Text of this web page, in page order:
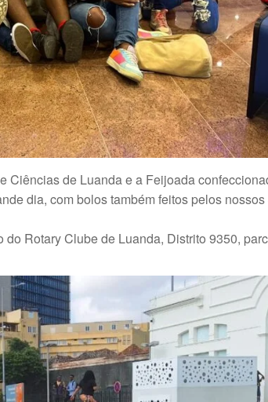
Ciências de Luanda e a Feijoada
dia, com bolos também feitos pelos
Rotary Clube de Luanda, Distrito 9350,